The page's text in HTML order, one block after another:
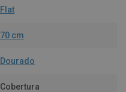
Flat
70 cm
Dourado
Cobertura